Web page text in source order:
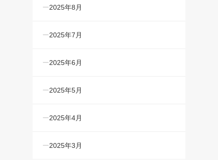
2025年8月
2025年7月
2025年6月
2025年5月
2025年4月
2025年3月